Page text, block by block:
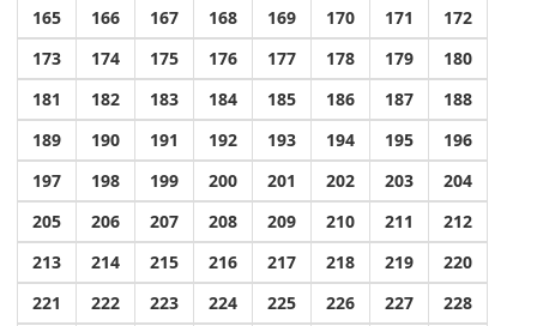
165
166 167 168 169 170 171
172
173
174 175 176 177 178 179
180
181
182 183 184 185 186 187
188
189
190 191 192 193 194 195
196
197
198 199 200 201 202 203
204
205
206 207 208 209 210 211
212
213
214 215 216 217 218 219
220
221
222 223 224 225 226 227
228